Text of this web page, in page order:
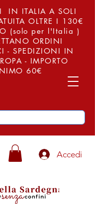
IN ITALIA A SOLI
OLTRE I 130€
(solo per l'Italia )
ORDINI
- SPEDIZIONI IN
- IMPORTO
60€
Accedi